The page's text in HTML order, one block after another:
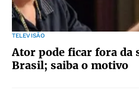
TELEVISÃO
Ator pode ficar fora da
Brasil; saiba o motivo